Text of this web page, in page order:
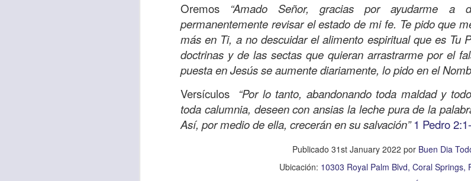
Oremos “Amado Señor, gracias por ayudarme a
permanentemente revisar el estado de mi fe. Te pido que
más en Ti, a no descuidar el alimento espiritual que es Tu
doctrinas y de las sectas que quieran arrastrarme por el
puesta en Jesús se aumente diariamente, lo pido en el
Versículos “Por lo tanto, abandonando toda maldad y
toda calumnia, deseen con ansias la leche pura de la
Así, por medio de ella, crecerán en su salvación” 1 Pedro
Publicado 31st January 2022 por Buen Dia
Ubicación: 10303 Royal Palm Blvd, Coral Springs,
Versículo:“El amor sea sin fingimiento. Aborreced lo malo,
(RVR1960)
Publicado7 hours agoporBuen Dia Todos
10303 Royal Palm Blvd, Coral Springs,
Etiquetas:
biblia CRISTO devocional ESPÍRITU SANTO iglesia
JCQPASTOR JESÚS juan c quintero pastor pastor quintero
Añadir un comentario